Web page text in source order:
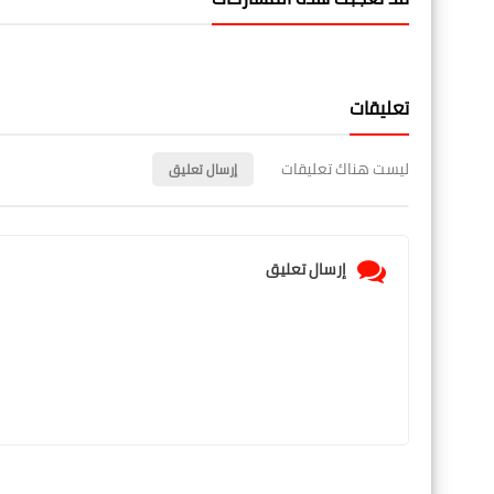
تعليقات
ليست هناك تعليقات إرسال تعليق
إرسال تعليق